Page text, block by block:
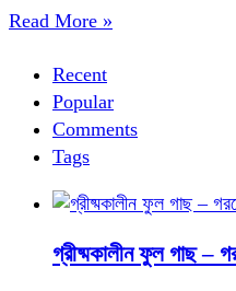
Read More »
Recent
Popular
Comments
Tags
গ্রীষ্মকালীন ফুল গাছ –